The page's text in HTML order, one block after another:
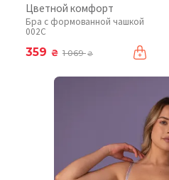
Цветной комфорт
Бра с формованной чашкой
002C
359 ₴ 1 069₴